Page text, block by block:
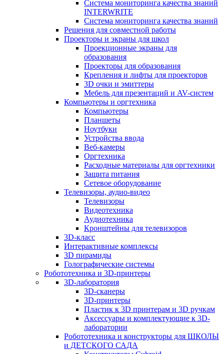
Система мониторинга качества знаний
INTERWRITE
Система мониторинга качества знаний
Решения для совместной работы
Проекторы и экраны для школ
Проекционные экраны для
образования
Проекторы для образования
Крепления и лифты для проекторов
3D очки и эмиттеры
Мебель для презентаций и AV-систем
Компьютеры и оргтехника
Компьютеры
Планшеты
Ноутбуки
Устройства ввода
Веб-камеры
Оргтехника
Расходные материалы для оргтехники
Защита питания
Сетевое оборудование
Телевизоры, аудио-видео
Телевизоры
Видеотехника
Аудиотехника
Кронштейны для телевизоров
3D-класс
Интерактивные комплексы
3D пирамиды
Голографические системы
Робототехника и 3D-принтеры
3D-лаборатория
3D-сканеры
3D-принтеры
Пластик к 3D принтерам и 3D ручкам
Аксессуары и комплектующие к 3D-
лаборатории
Робототехника и конструкторы для ШКОЛЫ
и ДЕТСКОГО САДА